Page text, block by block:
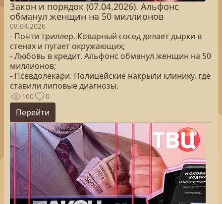
Закон и порядок (07.04.2026). Альфонс
обманул женщин на 50 миллионов
08.04.2026
- Почти триллер. Коварный сосед делает дырки в
стенах и пугает окружающих;
- Любовь в кредит. Альфонс обманул женщин на 50
миллионов;
- Псевдолекари. Полицейские накрыли клинику, где
ставили липовые диагнозы.
100 0
Перейти